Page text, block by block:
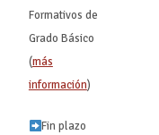
Formativos de
Grado Básico
(más
información)
Fin plazo